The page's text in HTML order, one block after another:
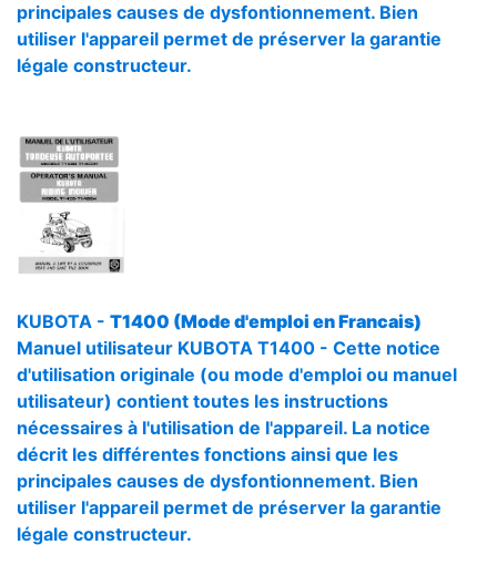
principales causes de dysfontionnement. Bien
utiliser l'appareil permet de préserver la garantie
légale constructeur.
KUBOTA - T1400 (Mode d'emploi en Francais)
Manuel utilisateur KUBOTA T1400 - Cette notice
d'utilisation originale (ou mode d'emploi ou manuel
utilisateur) contient toutes les instructions
nécessaires à l'utilisation de l'appareil. La notice
décrit les différentes fonctions ainsi que les
principales causes de dysfontionnement. Bien
utiliser l'appareil permet de préserver la garantie
légale constructeur.